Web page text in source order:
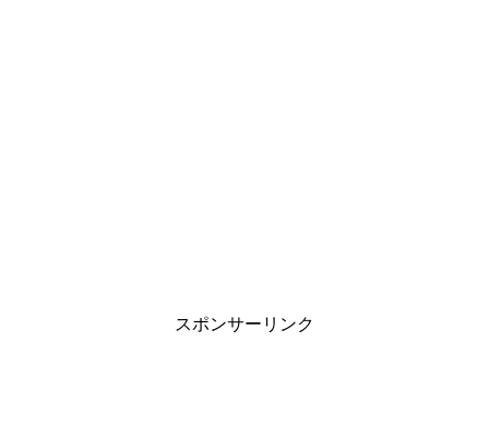
スポンサーリンク